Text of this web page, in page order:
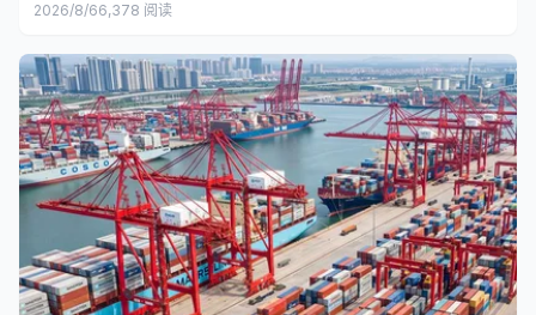
2026/8/66,378 阅读